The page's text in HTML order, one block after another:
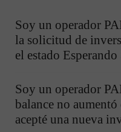
Soy un operador
la solicitud de
el estado
Soy un operador
balance no aumentó
acepté una nueva